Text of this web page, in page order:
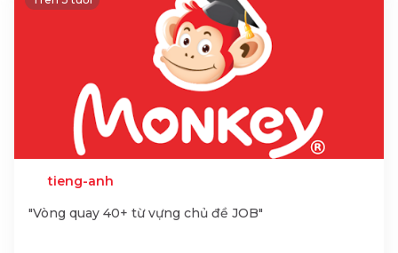
tieng-anh
"Vòng quay 40+ từ vựng chủ đề JOB"